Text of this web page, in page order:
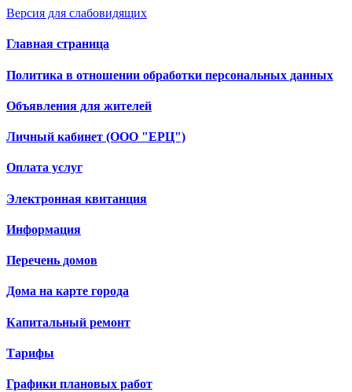
Версия для слабовидящих
Главная страница
Политика в отношении обработки персональных данных
Объявления для жителей
Личный кабинет (ООО "ЕРЦ")
Оплата услуг
Электронная квитанция
Информация
Перечень домов
Дома на карте города
Капитальный ремонт
Тарифы
Графики плановых работ